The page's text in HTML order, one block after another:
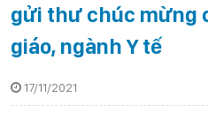
gửi thư chúc mừng
giáo, ngành Y tế
17/11/2021